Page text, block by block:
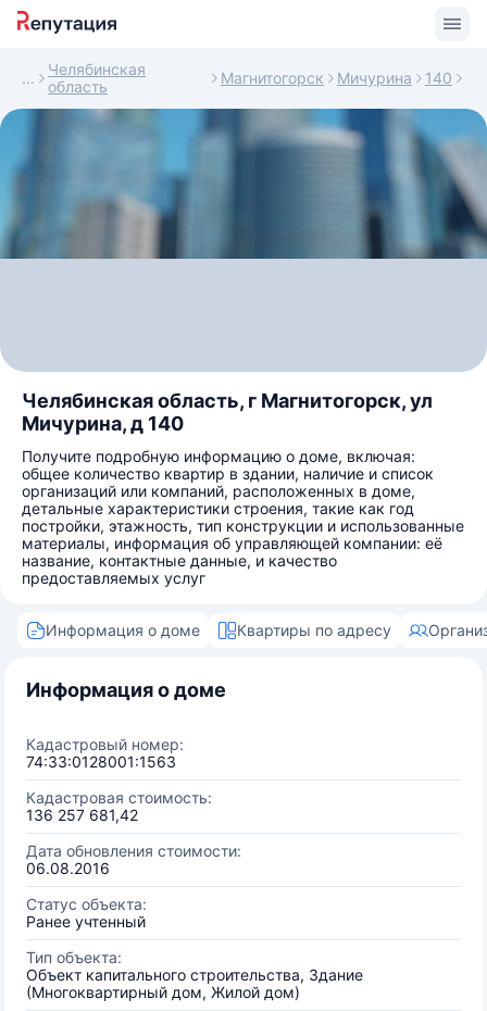
Челябинская
область
Магнитогорск Мичурина 140
Челябинская область, г Магнитогорск, ул
Мичурина, д 140
Получите подробную информацию о доме, включая:
общее количество квартир в здании, наличие и список
организаций или компаний, расположенных в доме,
детальные характеристики строения, такие как год
постройки, этажность, тип конструкции и использованные
материалы, информация об управляющей компании: её
название, контактные данные, и качество
предоставляемых услуг
Информация о доме Квартиры по адресу
Информация о доме
Кадастровый номер:
74:33:0128001:1563
Кадастровая стоимость:
136 257 681,42
Дата обновления стоимости:
06.08.2016
Статус объекта:
Ранее учтенный
Тип объекта:
Объект капитального строительства, Здание
(Многоквартирный дом, Жилой дом)